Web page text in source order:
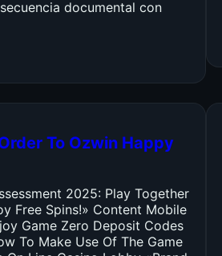
documental con
To Ozwin Happy
2025: Play Together
Free Spins!» Content Mobile
Game Zero Deposit Codes
To Make Use Of The Game